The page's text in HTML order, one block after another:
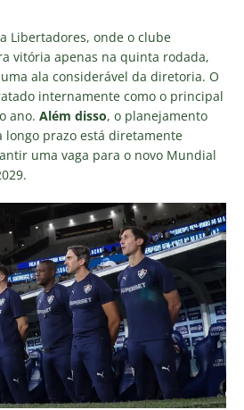
Libertadores, onde o clube
vitória apenas na quinta rodada,
ala considerável da diretoria. O
internamente como o principal
ano. Além disso, o planejamento
longo prazo está diretamente
uma vaga para o novo Mundial